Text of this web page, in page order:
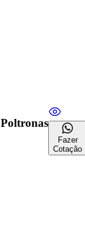
Poltronas
Fazer
Cotação